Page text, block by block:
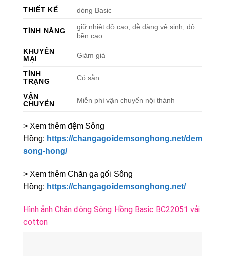
THIẾT KẾ dòng Basic
TÍNH NĂNG
giữ nhiệt độ cao, dễ dàng vệ sinh, độ
bền cao
KHUYẾN
MẠI
Giảm giá
TÌNH
TRẠNG
Có sẵn
VẬN
CHUYỂN
Miễn phí vận chuyển nội thành
> Xem thêm đệm Sông
Hồng: https://changagoidemsonghong.net/dem-
song-hong/
> Xem thêm Chăn ga gối Sông
Hồng: https://changagoidemsonghong.net/
Hình ảnh Chăn đông Sông Hồng Basic BC22051 vải
cotton